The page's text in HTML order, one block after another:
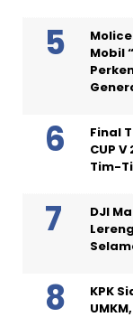
Mobil
Final
CUP
Tim-
DJI
KPK